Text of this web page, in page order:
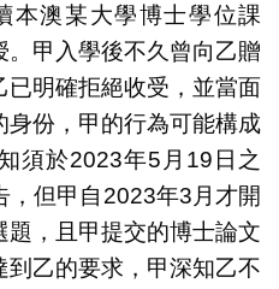
本澳某大學博士學位課
甲入學後不久曾向乙贈
明確拒絕收受，並當面
份，甲的行為可能構成
須於2023年5月19日之
，但甲自2023年3月才開
，且甲提交的博士論文
乙的要求，甲深知乙不